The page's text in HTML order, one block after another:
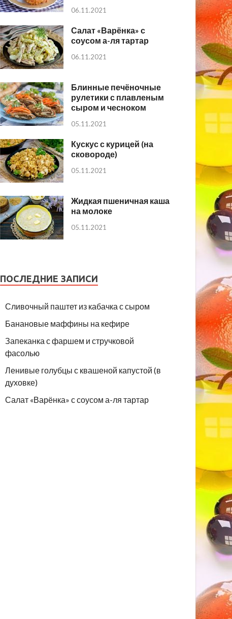
06.11.2021
Салат «Варёнка» с
соусом а-ля тартар
06.11.2021
Блинные печёночные
рулетики с плавленым
сыром и чесноком
05.11.2021
Кускус с курицей (на
сковороде)
05.11.2021
Жидкая пшеничная каша
на молоке
05.11.2021
ПОСЛЕДНИЕ ЗАПИСИ
Сливочный паштет из кабачка с сыром
Банановые маффины на кефире
Запеканка с фаршем и стручковой
фасолью
Ленивые голубцы с квашеной капустой (в
духовке)
Салат «Варёнка» с соусом а-ля тартар